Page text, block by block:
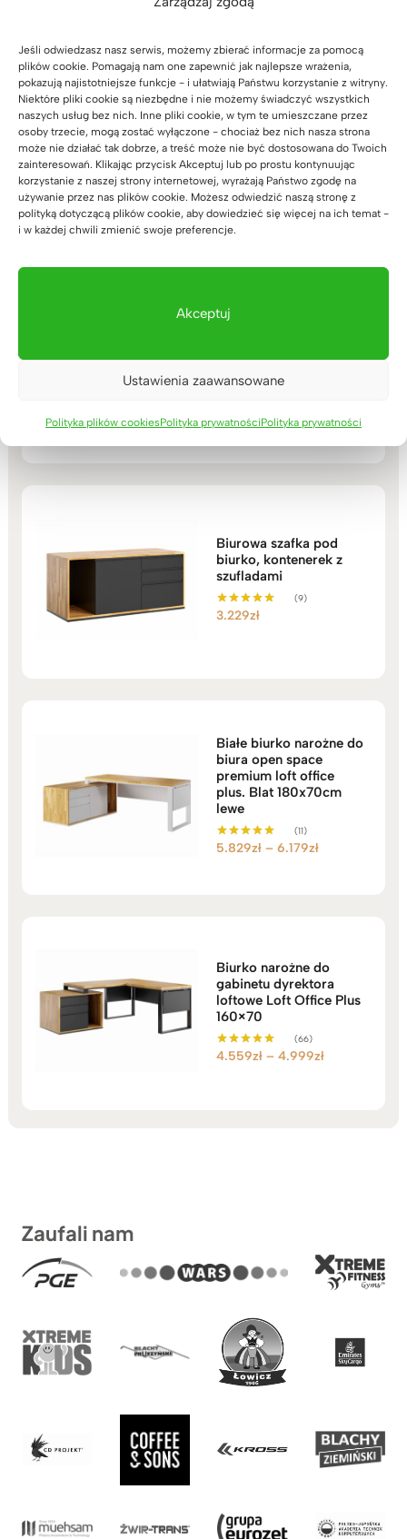
Jeśli odwiedzasz nasz serwis, możemy zbierać informacje za pomocą
plików cookie. Pomagają nam one zapewnić jak najlepsze wrażenia,
pokazują najistotniejsze funkcje - i ułatwiają Państwu korzystanie z witryny.
Niektóre pliki cookie są niezbędne i nie możemy świadczyć wszystkich
naszych usług bez nich. Inne pliki cookie, w tym te umieszczane przez
osoby trzecie, mogą zostać wyłączone - chociaż bez nich nasza strona
może nie działać tak dobrze, a treść może nie być dostosowana do Twoich
zainteresowań. Klikając przycisk Akceptuj lub po prostu kontynuując
korzystanie z naszej strony internetowej, wyrażają Państwo zgodę na
używanie przez nas plików cookie. Możesz odwiedzić naszą stronę z
polityką dotyczącą plików cookie, aby dowiedzieć się więcej na ich temat -
i w każdej chwili zmienić swoje preferencje.
Akceptuj
Ustawienia zaawansowane
Polityka plików cookiesPolityka prywatnościPolityka prywatności
Może spodoba Ci się również…
od
3.999zł
Biurowa szafka pod
biurko, kontenerek z
szufladami
Oceniono
(9)
3.229zł
Białe biurko narożne do
biura open space
premium loft office
plus. Blat 180x70cm
lewe
Oceniono
(11)
5.829zł – 6.179złZakres
Biurko narożne do
gabinetu dyrektora
loftowe Loft Office Plus
160×70
Oceniono
(66)
4.559zł – 4.999złZakres
Zaufali nam